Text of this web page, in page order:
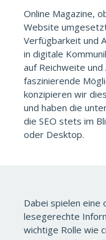
Online Magazine,
Website
Verfügbarkeit und
in digitale
auf Reichweite
faszinierende
konzipieren wir
und haben die
die SEO stets im
oder Desktop.
Dabei spielen eine
lesegerechte
wichtige Rolle wie